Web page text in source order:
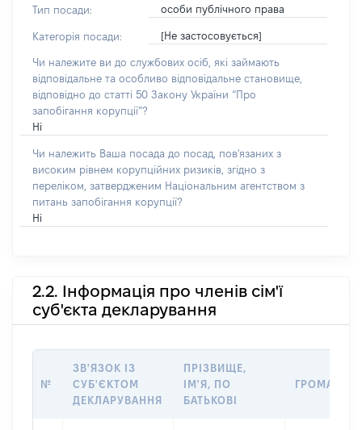
Тип посади:
особи публічного права
Категорія посади: [Не застосовується]
Чи належите ви до службових осіб, які займають
відповідальне та особливо відповідальне становище,
відповідно до статті 50 Закону України “Про
запобігання корупції”?
Ні
Чи належить Ваша посада до посад, пов'язаних з
високим рівнем корупційних ризиків, згідно з
переліком, затвердженим Національним агентством з
питань запобігання корупції?
Ні
2.2. Інформація про членів сім'ї
суб'єкта декларування
№
ЗВ'ЯЗОК ІЗ
СУБ'ЄКТОМ
ДЕКЛАРУВАННЯ
ПРІЗВИЩЕ,
ІМ'Я, ПО
БАТЬКОВІ